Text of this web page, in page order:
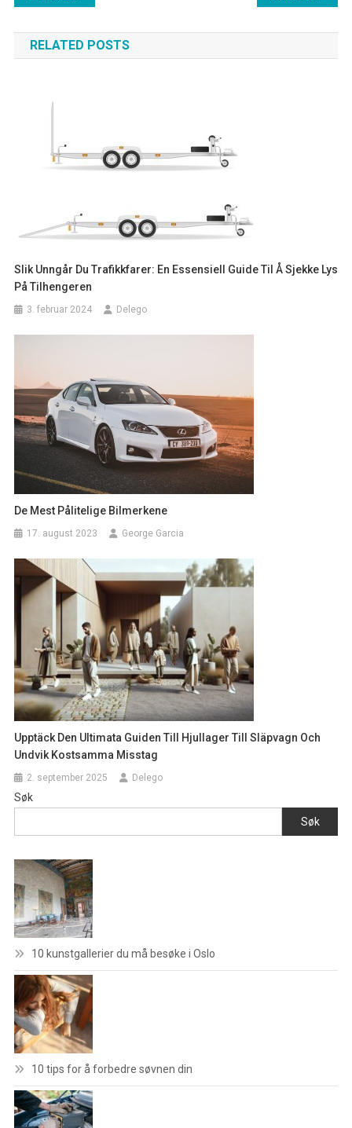
RELATED POSTS
Slik Unngår Du Trafikkfarer: En Essensiell Guide Til Å Sjekke Lys
På Tilhengeren
3. februar 2024 Delego
De Mest Pålitelige Bilmerkene
17. august 2023 George Garcia
Upptäck Den Ultimata Guiden Till Hjullager Till Släpvagn Och
Undvik Kostsamma Misstag
2. september 2025 Delego
Søk
Søk
10 kunstgallerier du må besøke i Oslo
10 tips for å forbedre søvnen din